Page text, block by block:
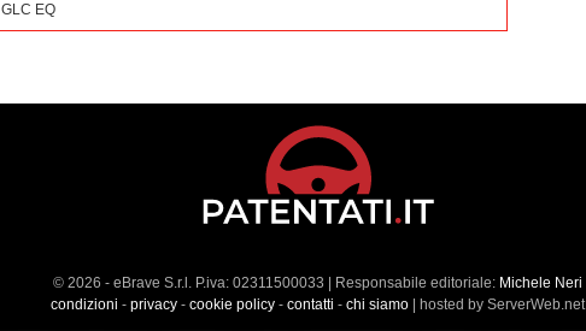
GLC EQ
© 2026 - eBrave S.r.l. P.iva: 02311500033 | Responsabile editoriale: Michele Neri
condizioni - privacy- cookie policy- contatti - chi siamo| hosted by ServerWeb.net